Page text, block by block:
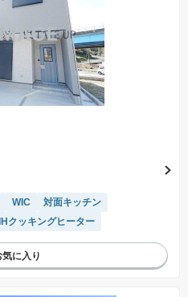
WIC
対面キッチン
IHクッキングヒーター